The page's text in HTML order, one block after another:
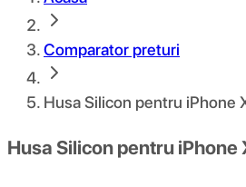
Comparator preturi
Husa Silicon pentru iPhone
Husa Silicon pentru iPhone